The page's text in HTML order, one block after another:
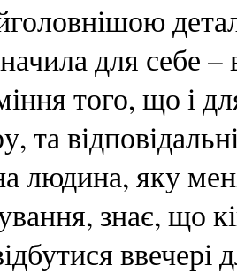
для себе –
того, що і
та
людина, яку
знає, що
ввечері